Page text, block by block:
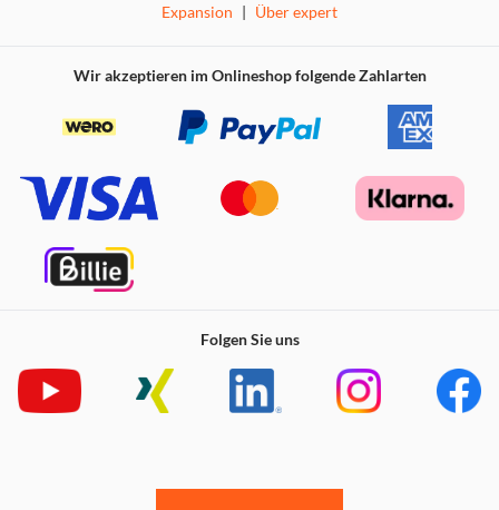
Expansion | Über expert
Wir akzeptieren im Onlineshop folgende Zahlarten
Folgen Sie uns